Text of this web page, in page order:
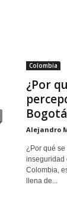
Colombia
¿Por
Alejandro
¿Por qué
inseguridad
Colombia,
llena de...